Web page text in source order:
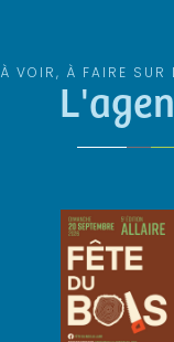
À VOIR, À FAIRE SUR